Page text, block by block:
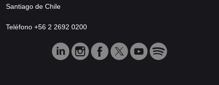
Santiago de Chile
Teléfono +56 2 2692 0200